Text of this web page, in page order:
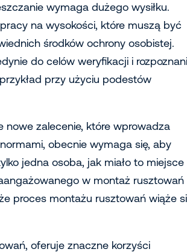
wymaga dużego wysiłku.
na wysokości, które muszą być
środków ochrony osobistej.
do celów weryfikacji i
przy użyciu podestów
nowe zalecenie, które wprowadza
obecnie wymaga się, aby
jedna osoba, jak miało to miejsce
w montaż rusztowań
proces montażu rusztowań wiąże
oferuje znaczne korzyści